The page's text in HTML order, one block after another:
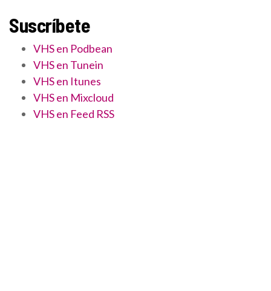
Suscríbete
VHS en Podbean
VHS en Tunein
VHS en Itunes
VHS en Mixcloud
VHS en Feed RSS